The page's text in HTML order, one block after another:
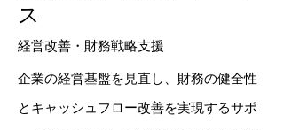
ス
経営改善・財務戦略支援
企業の経営基盤を見直し、財務の健全性
とキャッシュフロー改善を実現するサポ